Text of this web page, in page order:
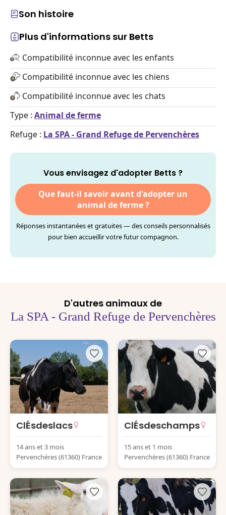
Son histoire
Plus d'informations sur Betts
Compatibilité inconnue avec les enfants
Compatibilité inconnue avec les chiens
Compatibilité inconnue avec les chats
Type : Animal de ferme
Refuge : La SPA - Grand Refuge de Pervenchères
Vous envisagez d'adopter Betts ?
Que faut-il savoir avant d'adopter un
animal de ferme ?
Réponses instantanées et gratuites — des conseils personnalisés
pour bien accueillir votre futur compagnon.
D'autres animaux de
La SPA - Grand Refuge de Pervenchères
ClÉsdeslacs
14 ans et 3 mois
Pervenchères (61360) France
ClÉsdeschamps
15 ans et 1 mois
Pervenchères (61360) France